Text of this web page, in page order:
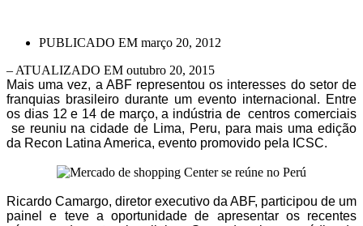
PUBLICADO EM março 20, 2012
– ATUALIZADO EM outubro 20, 2015
Mais uma vez, a ABF representou os interesses do setor de
franquias brasileiro durante um evento internacional. Entre
os dias 12 e 14 de março, a indústria de centros comerciais
se reuniu na cidade de Lima, Peru, para mais uma edição
da Recon Latina America, evento promovido pela ICSC.
Ricardo Camargo, diretor executivo da ABF, participou de um
painel e teve a oportunidade de apresentar os recentes